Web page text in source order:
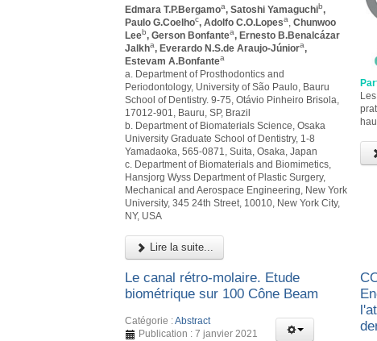
Edmara T.P.Bergamoa, Satoshi Yamaguchib,
Paulo G.Coelhoc, Adolfo C.O.Lopesa
Chunwoo
Leeb, Gerson Bonfantea, Ernesto B.Benalcázar
Jalkha, Everardo N.S.de Araujo-Júniora,
Estevam A.Bonfantea
a. Department of Prosthodontics and
Periodontology, University of São Paulo, Bauru
School of Dentistry. 9-75, Otávio Pinheiro Brisola,
17012-901, Bauru, SP, Brazil
b. Department of Biomaterials Science, Osaka
University Graduate School of Dentistry, 1-8
Yamadaoka, 565-0871, Suita, Osaka, Japan
c. Department of Biomaterials and Biomimetics,
Hansjorg Wyss Department of Plastic Surgery,
Mechanical and Aerospace Engineering, New York
University, 345 24th Street, 10010, New York City,
NY, USA
Lire la suite...
Le canal rétro-molaire. Etude
biométrique sur 100 Cône Beam
Catégorie :Abstract
Publication : 7 janvier 2021